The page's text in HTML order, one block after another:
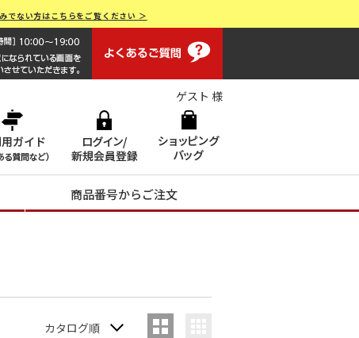
でない方はこちらをご覧ください ＞
画面操作で困ったらお電話でサポート 0120-551928 [
ゲスト 様
商品番号からご注文
カタログ順